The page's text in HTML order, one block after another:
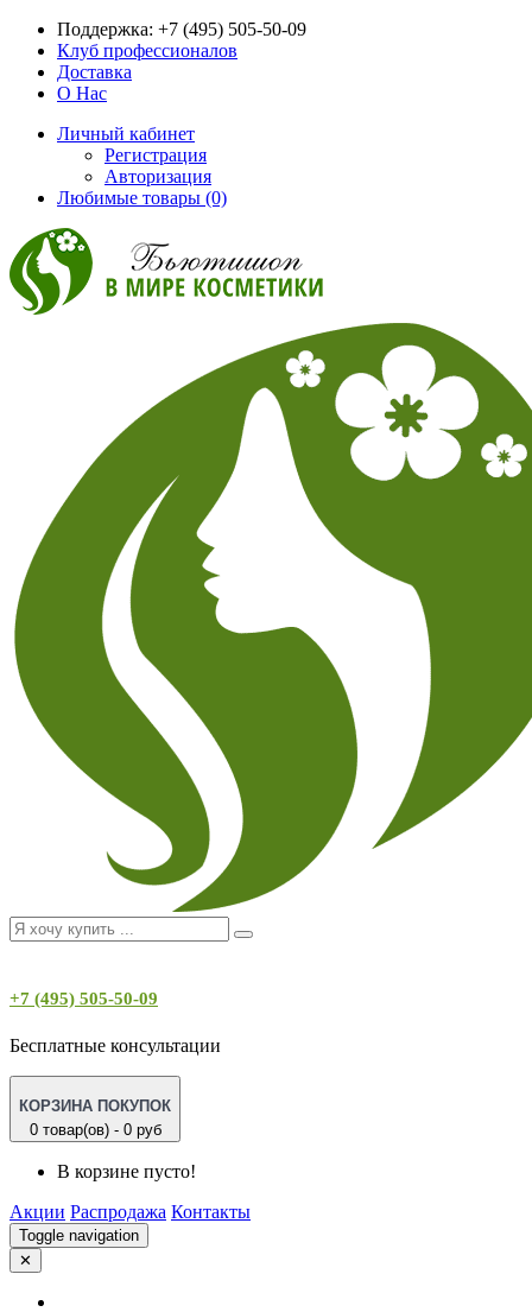
Поддержка: +7 (495) 505-50-09
Клуб профессионалов
Доставка
О Нас
Личный кабинет
Регистрация
Авторизация
Любимые товары (0)
+7 (495) 505-50-09
Бесплатные консультации
КОРЗИНА ПОКУПОК
0 товар(ов) - 0 руб
В корзине пусто!
Акции Распродажа Контакты
Toggle navigation
✕